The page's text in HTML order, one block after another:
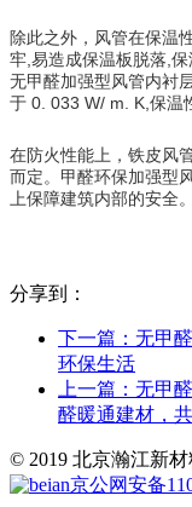
除此之外，风管在保温
牢,易造成保温板脱落,保
无甲醛加强型风管内衬
于 0. 033 W/ m. K,保温
在防火性能上，铁皮风
而定。甲醛环保加强型
上保障建筑内部的安全。
分享到：
下一篇： 无甲
环保生活
上一篇： 无甲
醛暖通建材，
© 2019 北京瀚江新
京公网安备